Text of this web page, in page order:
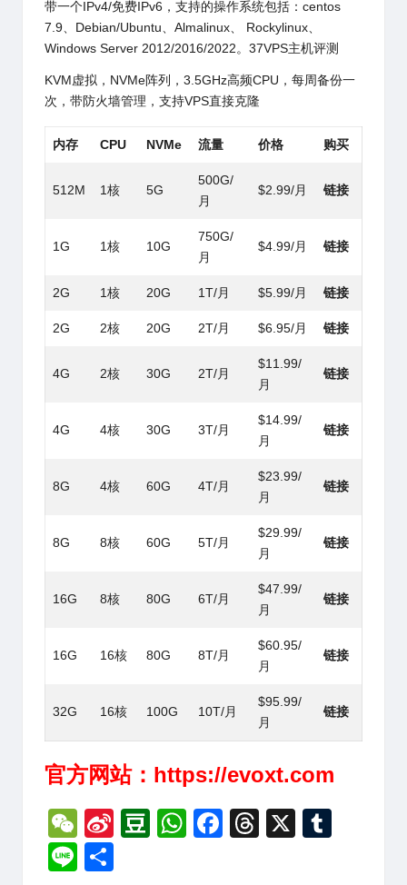
带一个IPv4/免费IPv6，支持的操作系统包括：centos
7.9、Debian/Ubuntu、Almalinux、 Rockylinux、
Windows Server 2012/2016/2022。37VPS主机评测
KVM虚拟，NVMe阵列，3.5GHz高频CPU，每周备份一
次，带防火墙管理，支持VPS直接克隆
内存 CPU NVMe 流量 价格 购买
512M 1核 5G
500G/
月
$2.99/月 链接
1G 1核 10G
750G/
月
$4.99/月 链接
2G 1核 20G 1T/月 $5.99/月 链接
2G 2核 20G 2T/月 $6.95/月 链接
4G 2核 30G 2T/月
$11.99/
月
链接
4G 4核 30G 3T/月
$14.99/
月
链接
8G 4核 60G 4T/月
$23.99/
月
链接
8G 8核 60G 5T/月
$29.99/
月
链接
16G 8核 80G 6T/月
$47.99/
月
链接
16G 16核 80G 8T/月
$60.95/
月
链接
32G 16核 100G 10T/月
$95.99/
月
链接
官方网站： https://evoxt.com
W
e
Si
D
W
F
T
X
Li